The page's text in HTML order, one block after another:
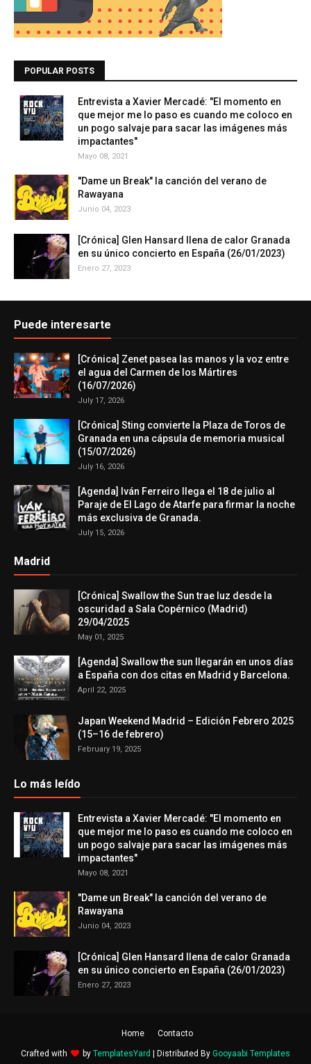
POPULAR POSTS
Entrevista a Xavier Mercadé: "El momento en
que mejor me lo paso es cuando me coloco en
un pogo salvaje para sacar las imágenes más
impactantes"
Mayo 08, 2021
"Dame un Break" la canción del verano de
Rawayana
Junio 04, 2023
[Crónica] Glen Hansard llena de calor Granada
en su único concierto en España (26/01/2023)
Enero 27, 2023
Puede interesarte
[Crónica] Zenet pasea las manos y la voz entre
el agua del Carmen de los Mártires
(16/07/2026)
July 17, 2026
[Crónica] Sting convierte la Plaza de Toros de
Granada en una cápsula de memoria musical
(15/07/2026)
July 16, 2026
[Agenda] Iván Ferreiro llega el 18 de julio al
Paraje de El Lago de Atarfe para firmar la noche
más exclusiva de Granada.
July 15, 2026
Madrid
[Crónica] Swallow the Sun trae luz desde la
oscuridad a Sala Copérnico (Madrid)
29/04/2025
May 01, 2025
[Agenda] Swallow the sun llegarán en unos días
a España con dos citas en Madrid y Barcelona.
April 22, 2025
Japan Weekend Madrid – Edición Febrero 2025
(15–16 de febrero)
February 19, 2025
Lo más leído
Entrevista a Xavier Mercadé: "El momento en
que mejor me lo paso es cuando me coloco en
un pogo salvaje para sacar las imágenes más
impactantes"
Mayo 08, 2021
"Dame un Break" la canción del verano de
Rawayana
Junio 04, 2023
[Crónica] Glen Hansard llena de calor Granada
en su único concierto en España (26/01/2023)
Enero 27, 2023
Home Contacto
Crafted with by TemplatesYard | Distributed By Gooyaabi Templates